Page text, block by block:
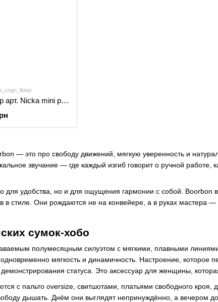
— это про свободу движений, мягкую уверенность и
звучание — где каждый изгиб говорит о ручной
для удобства, но и для ощущения гармонии с собой.
в стиле. Они рождаются не на конвейере, а в руках мастера
сумок-хобо
полумесяцным силуэтом с мягкими, плавными
мягкость и динамичность. Настроение, которое
демонстрирования статуса. Это аксессуар для женщины,
с пальто oversize, свитшотами, платьями свободного
дышать. Днём они выглядят непринуждённо, а вечером
Компактная сумка-шопер арт. Nicka mini ручной работы из натуральной фактурной кожи коньячного цвета